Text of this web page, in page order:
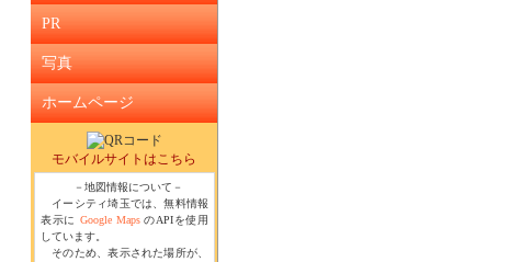
PR
写真
ホームページ
モバイルサイトはこちら
－地図情報について－
イーシティ埼玉では、無料情報
表示に Google MapsのAPIを使用
しています。
そのため、表示された場所が、